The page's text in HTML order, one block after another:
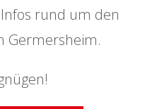
rund um den
Germersheim.